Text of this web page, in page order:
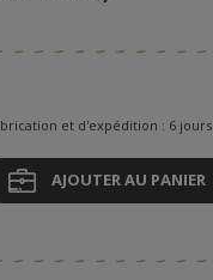
et d'expédition : 6 jours
AJOUTER AU PANIER